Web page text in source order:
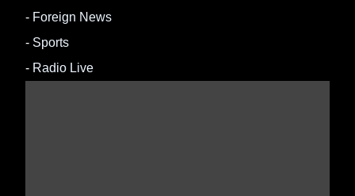
- Foreign News
- Sports
- Radio Live